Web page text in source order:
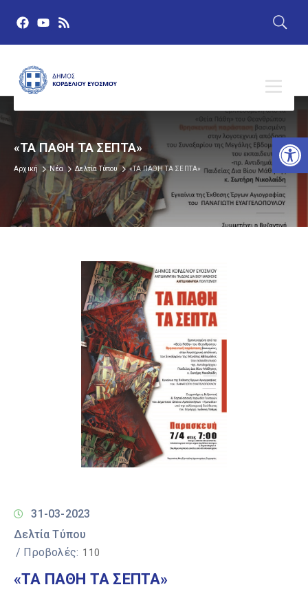
«ΤΑ ΠΑΘΗ ΤΑ ΣΕΠΤΑ»
Αρχική Νέα Δελτία Τύπου «ΤΑ ΠΑΘΗ ΤΑ ΣΕΠΤΑ»
31-03-2023
Δελτία Τύπου
/ Προβολές: 110
«ΤΑ ΠΑΘΗ ΤΑ ΣΕΠΤΑ»